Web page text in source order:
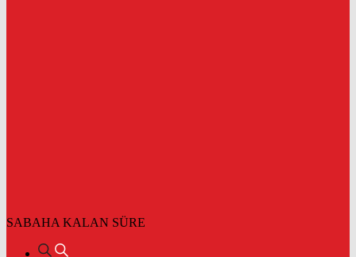
SABAHA KALAN SÜRE